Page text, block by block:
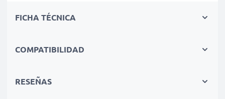
7.2V - 7.4V
después de un uso prolongado - Tecnología de litio
✔ Seguridad certificada - Protección contra el
FICHA TÉCNICA
COMPATIBILIDAD
RESEÑAS